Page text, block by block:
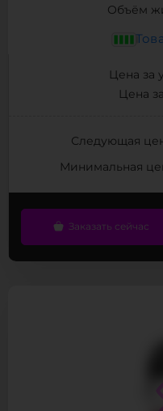
Объём
Цена за
Цена
Следующая
Минимальная
Заказать сейчас